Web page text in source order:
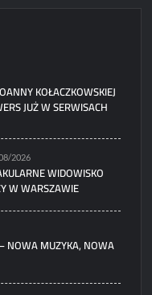
KOŁACZKOWSKIEJ
JUŻ W SERWISACH
2026
WIDOWISKO
W WARSZAWIE
NOWA MUZYKA, NOWA